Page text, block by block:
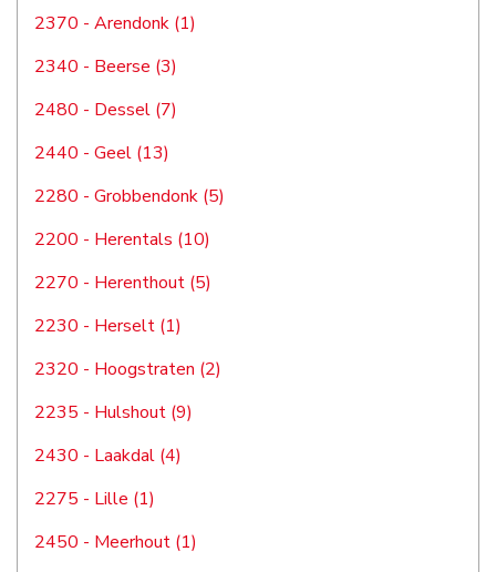
2370 - Arendonk (1)
2340 - Beerse (3)
2480 - Dessel (7)
2440 - Geel (13)
2280 - Grobbendonk (5)
2200 - Herentals (10)
2270 - Herenthout (5)
2230 - Herselt (1)
2320 - Hoogstraten (2)
2235 - Hulshout (9)
2430 - Laakdal (4)
2275 - Lille (1)
2450 - Meerhout (1)